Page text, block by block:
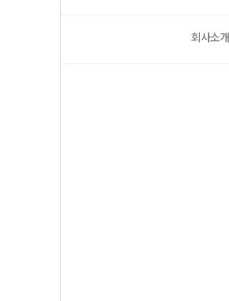
회사소개